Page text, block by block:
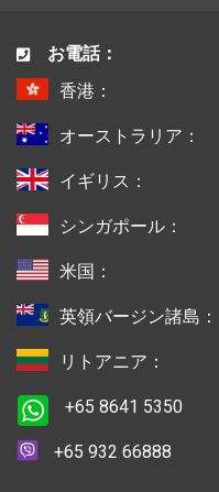
お電話：
香港：
オーストラリア：
イギリス：
シンガポール：
米国：
英領バージン諸島：
リトアニア：
+65 8641 5350
+65 932 66888